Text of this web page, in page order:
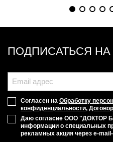
ПОДПИСАТЬСЯ
Согласен на Обработку
конфиденциальности,
Даю согласие ООО "ДОКТОР
информации о специальных
рекламных акция через e-